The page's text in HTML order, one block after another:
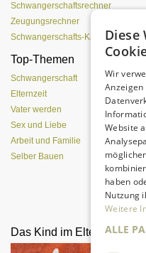
Schwangerschaftsrechner
Zeugungsrechner
Schwangerschafts-Kalender
Top-Themen
Schwangerschaft
Elternzeit
Vater werden
Sex und Liebe
Arbeit und Familie
Selber Bauen
Das Kind im Elternbett
Diese
Wir
Website
haben
Nutzung
Weitere
ALLE